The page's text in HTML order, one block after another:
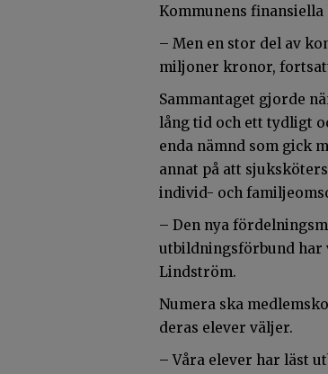
Kommunens
– Men en stor del av
miljoner kronor,
Sammantaget gjorde
lång tid och ett tydligt
enda nämnd som gick
annat på att
individ- och
– Den nya
utbildningsförbund har
Lindström.
Numera ska
deras elever väljer.
– Våra elever har läst